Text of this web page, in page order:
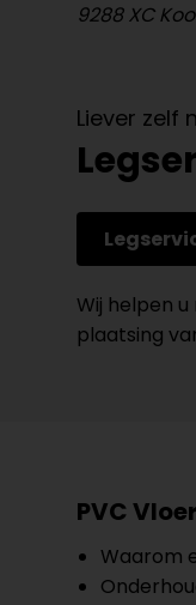
9288 XC
Liever zelf
Wij helpen
plaatsing
PVC
Waarom